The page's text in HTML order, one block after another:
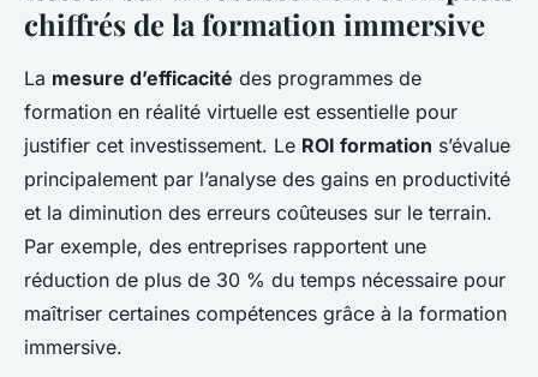
chiffrés de la formation immersive
La mesure d’efficacité des programmes de
formation en réalité virtuelle est essentielle pour
justifier cet investissement. Le ROI formation s’évalue
principalement par l’analyse des gains en productivité
et la diminution des erreurs coûteuses sur le terrain.
Par exemple, des entreprises rapportent une
réduction de plus de 30 % du temps nécessaire pour
maîtriser certaines compétences grâce à la formation
immersive.